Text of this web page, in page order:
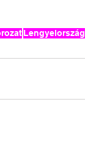
Lengyelország